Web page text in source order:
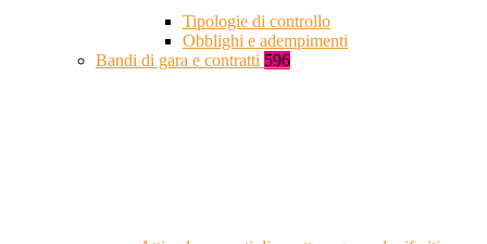
Tipologie di controllo
Obblighi e adempimenti
Bandi di gara e contratti 596